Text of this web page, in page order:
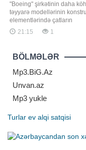
"Boeing" şirkətinin daha
təyyarə modellərinin
elementlərində çatların
aşkarlanmasından sonra,
Federal Mülki Aviasiya
gəmisinin yoxlanılması
təlimat verib. xəbər verir ki,
barədə ABŞ-nin federal
21:15 1
BÖLMƏLƏR
Mp3.BiG.Az
Unvan.az
Mp3 yukle
Turlar ev alqi satqisi